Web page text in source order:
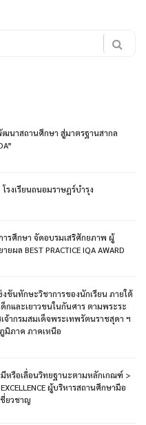
นาสถานศึกษา สู่มาตรฐานสากล
งเรียนถนอมราษฎร์บำรุง
รศึกษา จัดอบรมเสริศักยภาพ ผู้
ล BEST PRACTICE IQA AWARD
ขันทักษะวิชาการของนักเรียน ภายใต้
กและเยาวขนในกันศาร ตามพระระ
จ้ากรมสมเด็จพระเทพรัตนราชสุดา ฯ
มิภาค ภาคเหนือ
หรือเลื่อนวิทยฐานะตามหลักเกณฑ์ >
ผู้บริหารสถานศึกษามือ
ยวชาญ